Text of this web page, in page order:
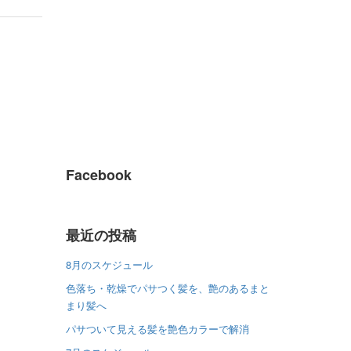
Facebook
最近の投稿
8月のスケジュール
色落ち・乾燥でパサつく髪を、艶のあるまと
まり髪へ
パサついて見える髪を艶色カラーで解消